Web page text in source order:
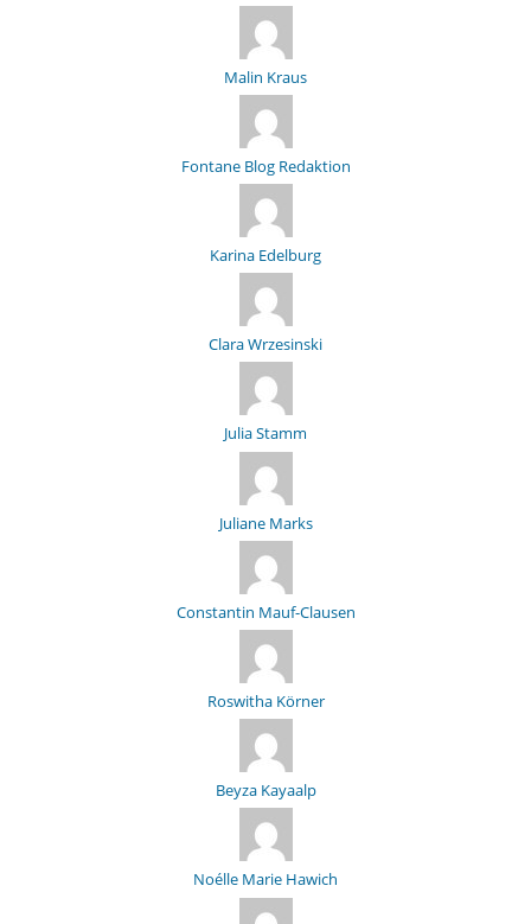
Malin Kraus
Fontane Blog Redaktion
Karina Edelburg
Clara Wrzesinski
Julia Stamm
Juliane Marks
Constantin Mauf-Clausen
Roswitha Körner
Beyza Kayaalp
Noélle Marie Hawich